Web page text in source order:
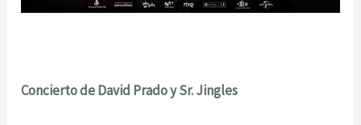
Concierto de David Prado y Sr. Jingles